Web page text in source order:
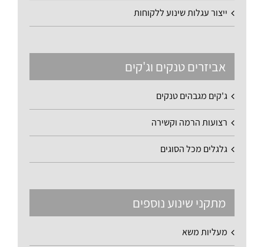
ייצור עגלות שינוע ללקוחות
אביזרים טנקים וג'קים
ג'קים מגבהים טנקים
רצועות הרמה וקשירה
גלגלים מכל הסוגים
מתקני שינוע נוספים
מעליות משא